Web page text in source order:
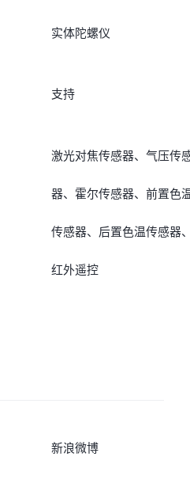
实体陀螺仪
支持
激光对焦传感器、气压传
器、霍尔传感器、前置色
传感器、后置色温传感器
红外遥控
新浪微博